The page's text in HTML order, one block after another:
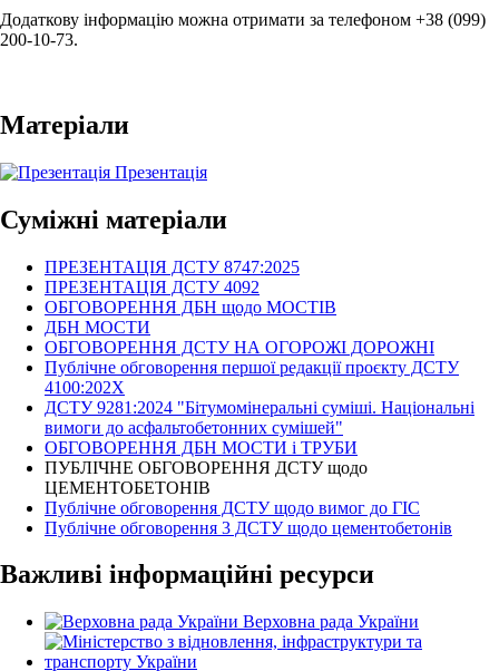
Додаткову інформацію можна отримати за телефоном +38 (099)
200-10-73.
Матеріали
Презентація
Суміжні матеріали
ПРЕЗЕНТАЦІЯ ДСТУ 8747:2025
ПРЕЗЕНТАЦІЯ ДСТУ 4092
ОБГОВОРЕННЯ ДБН щодо МОСТІВ
ДБН МОСТИ
ОБГОВОРЕННЯ ДСТУ НА ОГОРОЖІ ДОРОЖНІ
Публічне обговорення першої редакції проєкту ДСТУ
4100:202Х
ДСТУ 9281:2024 "Бітумомінеральні суміші. Національні
вимоги до асфальтобетонних сумішей"
ОБГОВОРЕННЯ ДБН МОСТИ і ТРУБИ
ПУБЛІЧНЕ ОБГОВОРЕННЯ ДСТУ щодо
ЦЕМЕНТОБЕТОНІВ
Публічне обговорення ДСТУ щодо вимог до ГІС
Публічне обговорення 3 ДСТУ щодо цементобетонів
Важливі інформаційні ресурси
Верховна рада України